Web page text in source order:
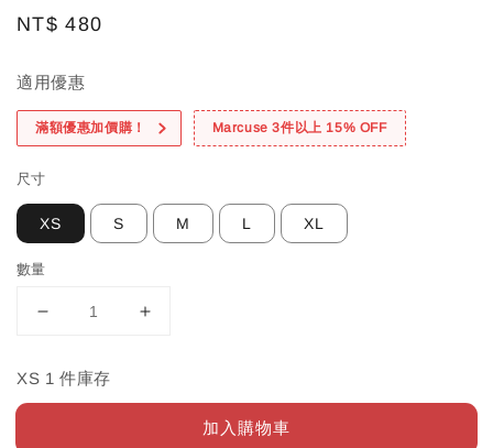
Regular
NT$ 480
適用優惠
滿額優惠加價購！ Marcuse 3件以上 15% OFF
尺寸
XS S M L XL
數量
XS 1 件庫存
加入購物車